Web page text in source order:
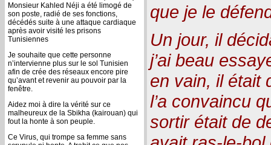
Monsieur Kahled Néji a été limogé de
son poste, radié de ses fonctions,
décédés suite à une attaque cardiaque
après avoir visité les prisons
Tunisiennes
Je souhaite que cette personne
n’intervienne plus sur le sol Tunisien
afin de crée des réseaux encore pire
qu’avant et revenir au pouvoir par la
fenêtre.
Aidez moi à dire la vérité sur ce
malheureux de la Sbikha (kairouan) qui
fout la honte à son peuple.
Ce Virus, qui trompe sa femme sans
que je le
Un jour, il
j’ai beau
en vain, il était
l’a convaincu
sortir était de